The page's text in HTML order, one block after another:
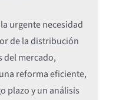
urgente necesidad
de la distribución
del mercado,
reforma eficiente,
plazo y un análisis